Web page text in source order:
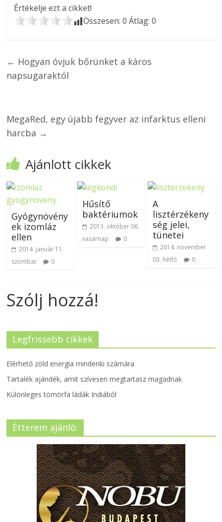
Értékelje ezt a cikket!
Összesen:0 Átlag:0
← Hogyan óvjuk bőrünket a káros
napsugaraktól
MegaRed, egy újabb fegyver az infarktus elleni
harcba →
Ajánlott cikkek
Gyógynövény
ek izomláz
ellen
2014. január 11.
szombat
0
Hűsítő
baktériumok
2013. október 06.
vasárnap
0
A
lisztérzékeny
ség jelei,
tünetei
2014. november
03. hétfő
0
Szólj hozzá!
Legfrissebb cikkek
Elérhető zöld energia mindenki számára
Tartalék ajándék, amit szívesen megtartasz magadnak
Különleges tömörfa ládák Indiából
Étterem ajánló: